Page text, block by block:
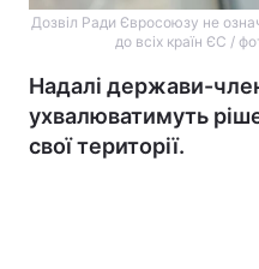
Дозвіл Ради Євросоюзу не
до всіх країн ЄС /
Надалі держави-
ухвалюватимуть
свої території.